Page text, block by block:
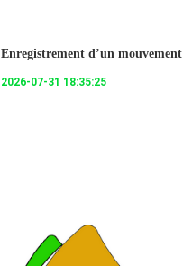
Enregistrement d’un mouvement
2026-07-31 18:35:25